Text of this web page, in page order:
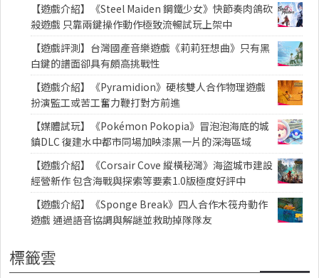
【遊戲介紹】《Steel Maiden 鋼鐵少女》快節奏肉鴿砍
殺遊戲 只靠兩鍵操作動作極致流暢試玩上架中
【遊戲評測】台灣國產音樂遊戲《莉莉狂想曲》只有黑
白鍵的譜面卻具有頗高挑戰性
【遊戲介紹】《Pyramidion》硬核雙人合作物理遊戲
扮演監工或苦工奮力鞭打對方前進
【媒體試玩】《Pokémon Pokopia》冒泡泡海底的城
鎮DLC 復建水中都市同場加映漆黑一片的深海區域
【遊戲介紹】《Corsair Cove 縱橫秘灣》海盜城市建設
經營新作 包含海戰與探索等要素1.0版極度好評中
【遊戲介紹】《Sponge Break》四人合作木筏舟動作
遊戲 通過語音協調與解謎並救助掉隊隊友
標籤雲